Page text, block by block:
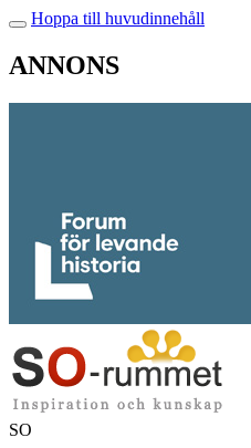
Hoppa till huvudinnehåll
ANNONS
SO